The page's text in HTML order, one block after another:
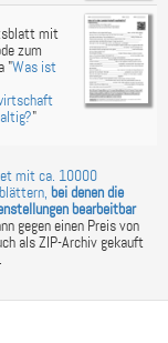
mit
zum
"Was ist
"
mit ca. 10000
bei denen die
bearbeitbar
gegen einen Preis von
als ZIP-Archiv gekauft